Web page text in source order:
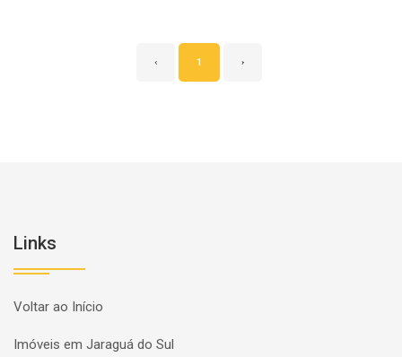
‹ 1 ›
Links
Voltar ao Início
Imóveis em Jaraguá do Sul